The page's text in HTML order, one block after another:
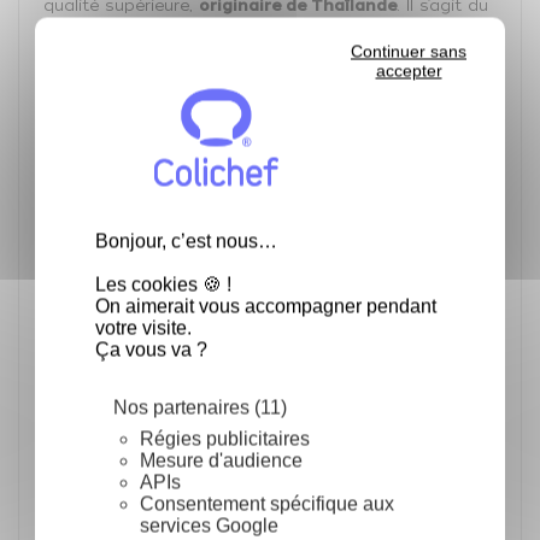
Bonjour, c’est nous…
Les cookies 🍪 !
On aimerait vous accompagner pendant
votre visite.
Ça vous va ?
Nos partenaires (11)
Régies publicitaires
Mesure d'audience
APIs
Consentement spécifique aux
services Google
Continuer sans
accepter
qualité supérieure, originaire de Thaïlande. Il s’agit du
: Originaire de Thaïlande.
: Signifie “parfumé” ou “qui sent bon”.
: Signifie “jasmin”.
Pourquoi est-il si spécial ?
pandan, provient d’unemolécule aromatique
Dawk Mali 105).
Caractéristiques principales :
Grain long et soyeux
très tendre .
Appellation protégée: Le véritable “Thai Hom
Mali” bénéficie d’unlabel de certification du
gouvernement thaïlandais (souvent représenté par
logo vert circulaire). Pour l’obtenir, il doit être
cultivé dans des régions spécifiques du Nord-Est de